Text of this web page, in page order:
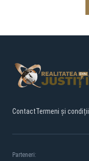
ContactTermeni și condiții
Parteneri: